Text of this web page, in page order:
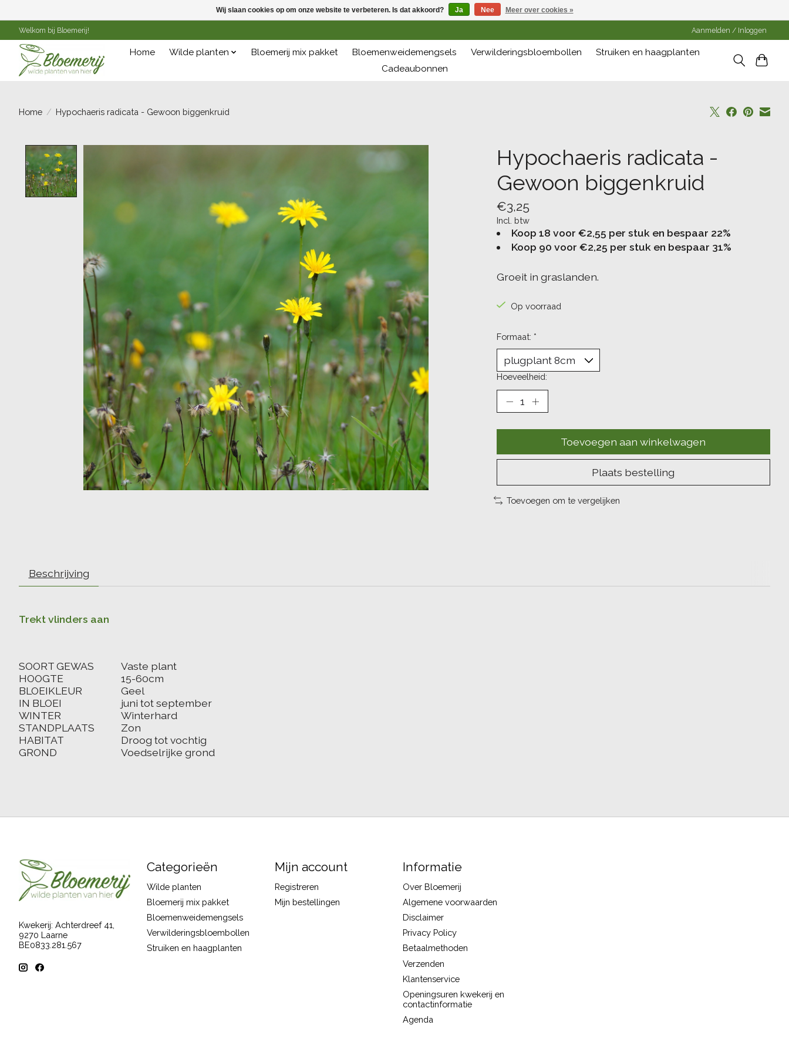
Welkom bij Bloemerij! Aanmelden / Inloggen
Home Wilde planten Bloemerij mix pakket Bloemenweidemengsels Verwilderingsbloembollen
Struiken en haagplanten
Cadeaubonnen
Home / Hypochaeris radicata - Gewoon biggenkruid
Hypochaeris radicata -
Gewoon biggenkruid
€3,25
Incl. btw
Koop 18 voor €2,55 per stuk en bespaar 22%
Koop 90 voor €2,25 per stuk en bespaar 31%
Groeit in graslanden.
Op voorraad
Formaat: *
Hoeveelheid:
Toevoegen aan winkelwagen
Plaats bestelling
Toevoegen om te vergelijken
Beschrijving
Trekt vlinders aan
SOORT GEWAS
Vaste plant
HOOGTE
15-60cm
BLOEIKLEUR
Geel
IN BLOEI
juni tot september
WINTER
Winterhard
STANDPLAATS
Zon
HABITAT
Droog tot vochtig
GROND
Voedselrijke grond
Kwekerij: Achterdreef 41,
9270 Laarne
BE0833.281.567
Categorieën
Wilde planten
Bloemerij mix pakket
Bloemenweidemengsels
Verwilderingsbloembollen
Struiken en haagplanten
Mijn account
Registreren
Mijn bestellingen
Informatie
Over Bloemerij
Algemene voorwaarden
Disclaimer
Privacy Policy
Betaalmethoden
Verzenden
Klantenservice
Openingsuren kwekerij en
contactinformatie
Agenda
Wij slaan cookies op om onze website te verbeteren. Is dat akkoord? Ja Nee Meer over cookies »